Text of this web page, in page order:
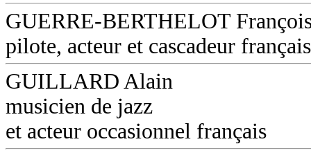
GUERRE-BERTHELOT
pilote, acteur et cascadeur français
GUILLARD Alain
musicien de jazz
et acteur occasionnel français